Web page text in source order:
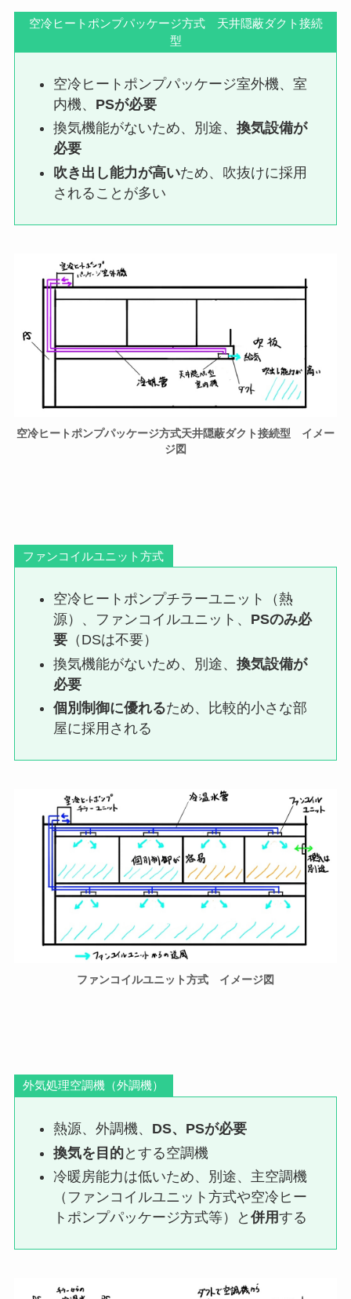
空冷ヒートポンプパッケージ方式 天井隠蔽ダクト接続
型
空冷ヒートポンプパッケージ室外機、室
内機、 PSが必要
換気機能がないため、別途、換気設備が
必要
吹き出し能力が高いため、吹抜けに採用
されることが多い
空冷ヒートポンプパッケージ方式天井隠蔽ダクト接続型 イメー
ジ図
ファンコイルユニット方式
空冷ヒートポンプチラーユニット（熱
源）、ファンコイルユニット、 PSのみ必
要 （DSは不要）
換気機能がないため、別途、換気設備が
必要
個別制御に優れるため、比較的小さな部
屋に採用される
ファンコイルユニット方式 イメージ図
外気処理空調機（外調機）
熱源、外調機、 DS、PSが必要
換気を目的とする空調機
冷暖房能力は低いため、別途、主空調機
（ファンコイルユニット方式や空冷ヒー
トポンプパッケージ方式等）と併用する